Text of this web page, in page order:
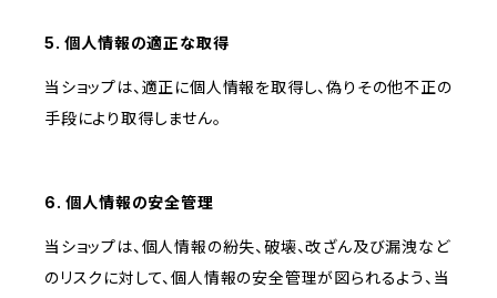
5. 個人情報の適正な取得
当ショップは、適正に個人情報を取得し、偽りその他不正の
手段により取得しません。
6. 個人情報の安全管理
当ショップは、個人情報の紛失、破壊、改ざん及び漏洩など
のリスクに対して、個人情報の安全管理が図られるよう、当